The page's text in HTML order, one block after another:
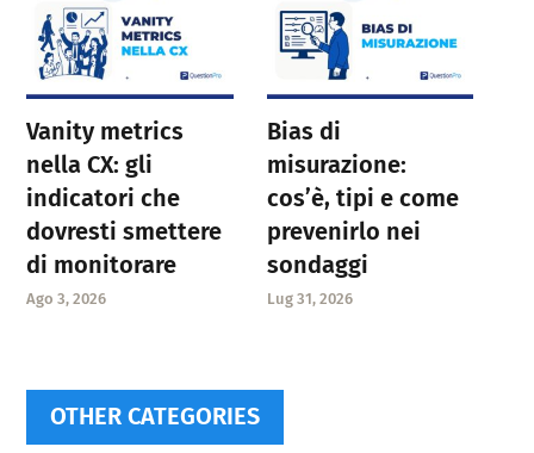
Vanity metrics
nella CX: gli
indicatori che
dovresti smettere
di monitorare
Ago 3, 2026
Bias di
misurazione:
cos’è, tipi e come
prevenirlo nei
sondaggi
Lug 31, 2026
OTHER CATEGORIES